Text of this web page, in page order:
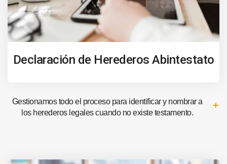
Declaración de Herederos Abintestato
Gestionamos todo el proceso para identificar y nombrar a
los herederos legales cuando no existe testamento.